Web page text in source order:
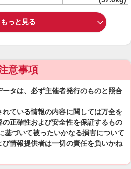
もっと見る
意事項
タは、必ず主催者発行のものと照合
ている情報の内容に関しては万全を
正確性および安全性を保証するもの
基づいて被ったいかなる損害について
情報提供者は一切の責任を負いかね